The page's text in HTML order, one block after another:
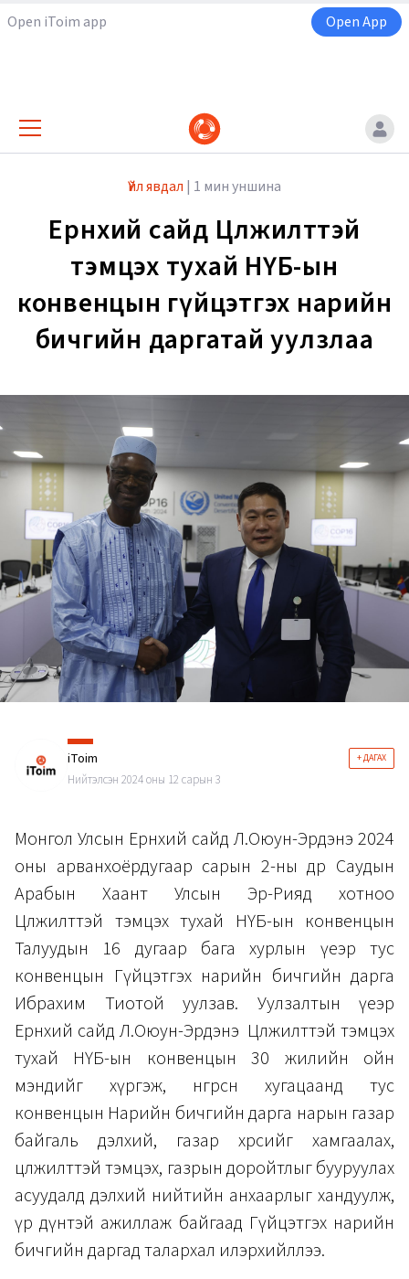
Open iToim app Open App
Үйл явдал | 1 мин уншина
Ерөнхий сайд Цөлжилттэй
тэмцэх тухай НҮБ-ын
конвенцын гүйцэтгэх нарийн
бичгийн даргатай уулзлаа
iToim + ДАГАХ
Нийтэлсэн 2024 оны 12 сарын 3
Монгол Улсын Ерөнхий сайд Л.Оюун-Эрдэнэ 2024
оны арванхоёрдугаар сарын 2-ны өдөр Саудын
Арабын Хаант Улсын Эр-Рияд хотноо
Цөлжилттэй тэмцэх тухай НҮБ-ын конвенцын
Талуудын 16 дугаар бага хурлын үеэр тус
конвенцын Гүйцэтгэх нарийн бичгийн дарга
Ибрахим Тиотой уулзав. Уулзалтын үеэр
Ерөнхий сайд Л.Оюун-Эрдэнэ Цөлжилттэй тэмцэх
тухай НҮБ-ын конвенцын 30 жилийн ойн
мэндийг хүргэж, өнгөрсөн хугацаанд тус
конвенцын Нарийн бичгийн дарга нарын газар
байгаль дэлхий, газар хөрсийг хамгаалах,
цөлжилттэй тэмцэх, газрын доройтлыг бууруулах
асуудалд дэлхий нийтийн анхаарлыг хандуулж,
үр дүнтэй ажиллаж байгаад Гүйцэтгэх нарийн
бичгийн даргад талархал илэрхийллээ.